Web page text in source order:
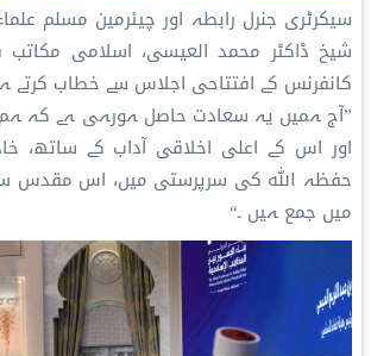
سیکرٹری جنرل رابطہ اور چیئرمین مسلم
شیخ ڈاکٹر محمد العیسی، اسلامی مکاتب
کانفرنس کے افتتاحی اجلاس سے خطاب کرتے
”آج ہمیں یہ سعادت حاصل ہورہی ہے کہ
اور اس کے اعلی اخلاقی آداب کے ساتھ،
حفظہ اللہ کی سرپرستی میں، اس مقدس
میں جمع ہیں ۔“